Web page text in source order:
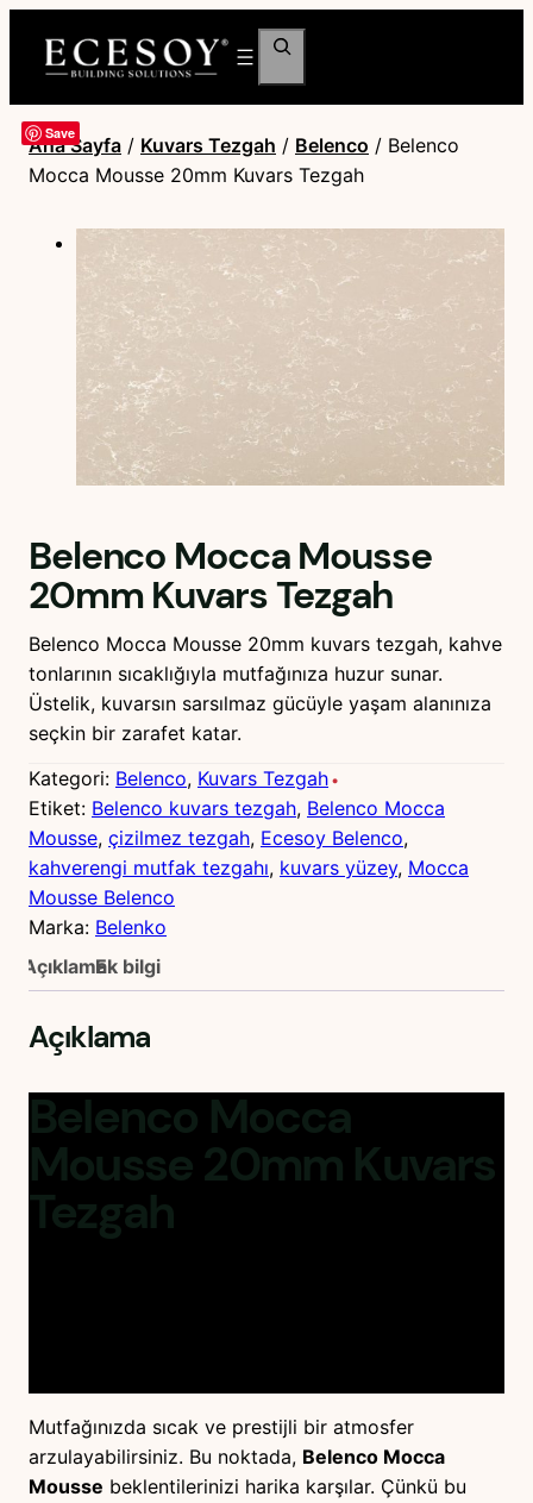
Ara
Save
Ana Sayfa / Kuvars Tezgah / Belenco / Belenco
Mocca Mousse 20mm Kuvars Tezgah
Belenco Mocca Mousse
20mm Kuvars Tezgah
Belenco Mocca Mousse 20mm kuvars tezgah, kahve
tonlarının sıcaklığıyla mutfağınıza huzur sunar.
Üstelik, kuvarsın sarsılmaz gücüyle yaşam alanınıza
seçkin bir zarafet katar.
Kategori: Belenco, Kuvars Tezgah
Etiket: Belenco kuvars tezgah, Belenco Mocca
Mousse, çizilmez tezgah, Ecesoy Belenco
kahverengi mutfak tezgahı, kuvars yüzey, Mocca
Mousse Belenco
Marka: Belenko
AçıklamaEk bilgi
Açıklama
Belenco Mocca
Mousse 20mm Kuvars
Tezgah
Mutfağınızda sıcak ve prestijli bir atmosfer
arzulayabilirsiniz. Bu noktada, Belenco Mocca
Mousse beklentilerinizi harika karşılar. Çünkü bu